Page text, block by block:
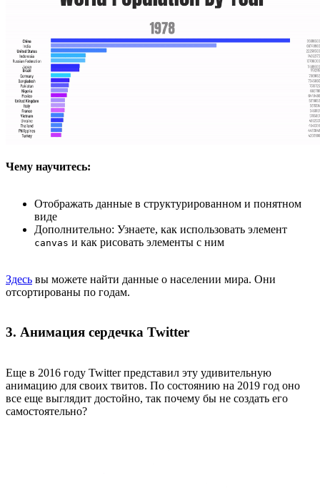
Чему научитесь:
Отображать данные в структурированном и понятном
виде
Дополнительно: Узнаете, как использовать элемент
canvas и как рисовать элементы с ним
Здесь вы можете найти данные о населении мира. Они
отсортированы по годам.
3. Анимация сердечка Twitter
Еще в 2016 году Twitter представил эту удивительную
анимацию для своих твитов. По состоянию на 2019 год оно
все еще выглядит достойно, так почему бы не создать его
самостоятельно?